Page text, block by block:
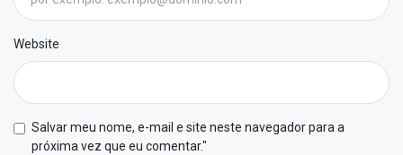
Website
Salvar meu nome, e-mail e site neste navegador para a
próxima vez que eu comentar."